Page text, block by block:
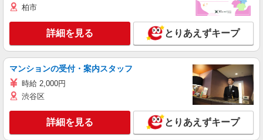
柏市
詳細を見る とりあえずキープ
マンションの受付・案内スタッフ
時給 2,000円
渋谷区
詳細を見る とりあえずキープ